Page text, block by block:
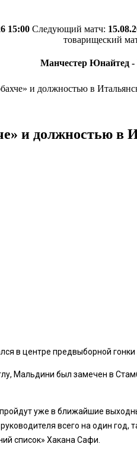
15:00 Следующий матч:
товарищеский
Манчестер Юнайтед
и должностью в
и должностью в
в центре предвыборной гонки
Мальдини был замечен в
уже в ближайшие
всего на один
список» Хакана Сафи.